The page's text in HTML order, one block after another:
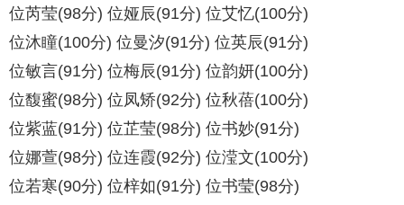
位芮莹(98分) 位娅辰(91分) 位艾忆(100分)
位沐瞳(100分) 位曼汐(91分) 位英辰(91分)
位敏言(91分) 位梅辰(91分) 位韵妍(100分)
位馥蜜(98分) 位凤矫(92分) 位秋蓓(100分)
位紫蓝(91分) 位芷莹(98分) 位书妙(91分)
位娜萱(98分) 位连霞(92分) 位滢文(100分)
位若寒(90分) 位梓如(91分) 位书莹(98分)